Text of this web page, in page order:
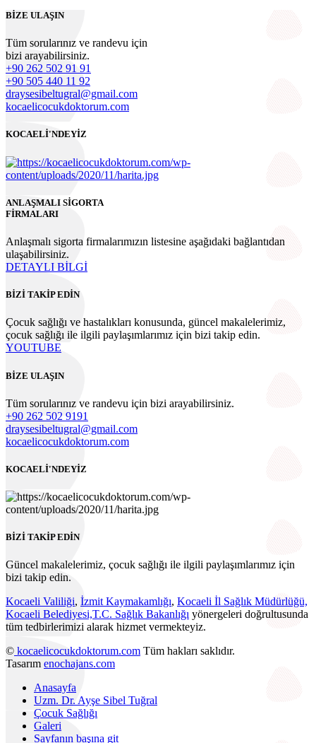
Tüm sorularınız ve randevu için
bizi arayabilirsiniz.
+90 505 440 11 92
draysesibeltugral@gmail.com
kocaelicocukdoktorum.com
KOCAELİ'NDEYİZ
ANLAŞMALI SİGORTA
FİRMALARI
Anlaşmalı sigorta firmalarımızın listesine aşağıdaki bağlantıdan
BİZİ TAKİP EDİN
Çocuk sağlığı ve hastalıkları konusunda, güncel makalelerimiz,
BİZE ULAŞIN
Tüm sorularınız ve randevu için bizi arayabilirsiniz.
+90 262 502 9191
kocaelicocukdoktorum.com
KOCAELİ'NDEYİZ
BİZİ TAKİP EDİN
Güncel makalelerimiz, çocuk sağlığı ile ilgili paylaşımlarımız için
Kocaeli Valiliği,İzmit Kaymakamlığı,Kocaeli İl Sağlık Müdürlüğü,
Kocaeli Belediyesi,
tüm tedbirlerimizi alarak hizmet vermekteyiz.
©kocaelicocukdoktorum.comTüm hakları saklıdır.
Tasarımenochajans.com
Anasayfa
Uzm. Dr. Ayşe Sibel Tuğral
Galeri
Sayfanın başına git
kocaelicocukdoktorum.com